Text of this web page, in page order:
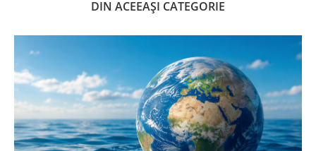
DIN ACEEAȘI CATEGORIE